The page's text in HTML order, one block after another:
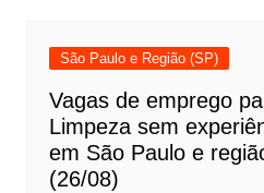
São Paulo e Região (SP)
Vagas de emprego
Limpeza sem
em São Paulo e
(26/08)